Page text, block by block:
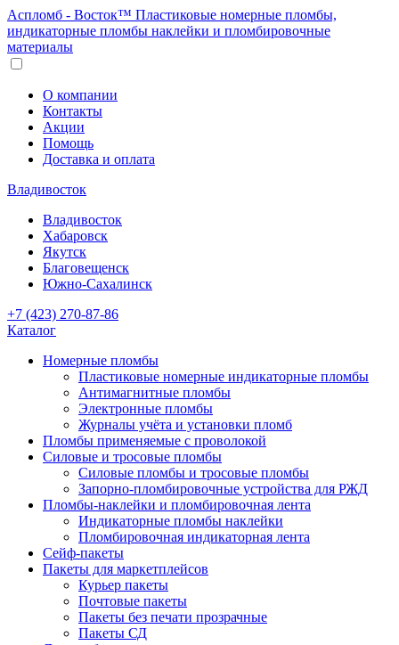
Аспломб - Восток™ Пластиковые номерные пломбы,
индикаторные пломбы наклейки и пломбировочные
материалы
О компании
Контакты
Акции
Помощь
Доставка и оплата
Владивосток
Владивосток
Хабаровск
Якутск
Благовещенск
Южно-Сахалинск
+7 (423) 270-87-86
Каталог
Номерные пломбы
Пластиковые номерные индикаторные пломбы
Антимагнитные пломбы
Электронные пломбы
Журналы учёта и установки пломб
Пломбы применяемые с проволокой
Силовые и тросовые пломбы
Силовые пломбы и тросовые пломбы
Запорно-пломбировочные устройства для РЖД
Пломбы-наклейки и пломбировочная лента
Индикаторные пломбы наклейки
Пломбировочная индикаторная лента
Сейф-пакеты
Пакеты для маркетплейсов
Курьер пакеты
Почтовые пакеты
Пакеты без печати прозрачные
Пакеты СД